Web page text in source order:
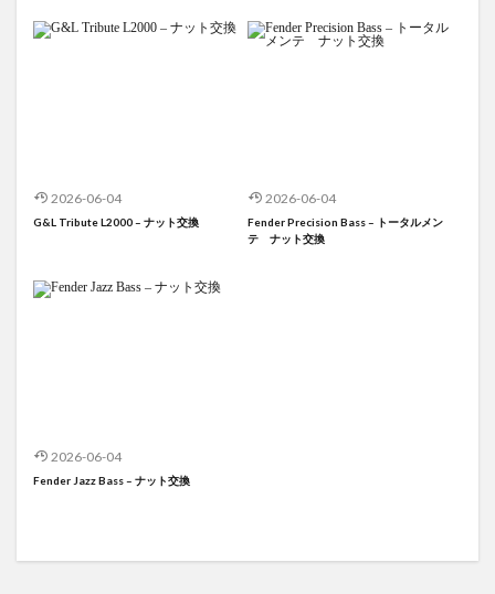
2026-06-04
G&L Tribute L2000 – ナット交換
2026-06-04
Fender Precision Bass – トータルメン
テ ナット交換
2026-06-04
Fender Jazz Bass – ナット交換